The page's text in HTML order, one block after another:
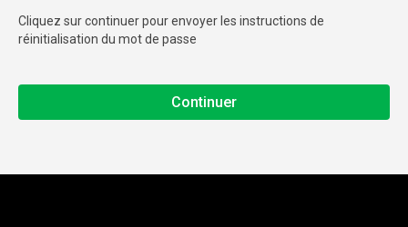
Cliquez sur continuer pour envoyer les instructions de
réinitialisation du mot de passe